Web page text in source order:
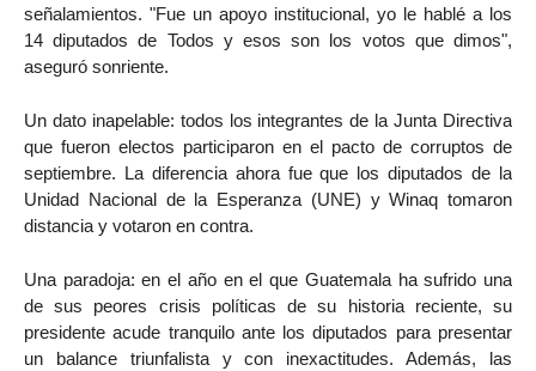
señalamientos. "Fue un apoyo institucional, yo le hablé a los
14 diputados de Todos y esos son los votos que dimos",
aseguró sonriente.
Un dato inapelable: todos los integrantes de la Junta Directiva
que fueron electos participaron en el pacto de corruptos de
septiembre. La diferencia ahora fue que los diputados de la
Unidad Nacional de la Esperanza (UNE) y Winaq tomaron
distancia y votaron en contra.
Una paradoja: en el año en el que Guatemala ha sufrido una
de sus peores crisis políticas de su historia reciente, su
presidente acude tranquilo ante los diputados para presentar
un balance triunfalista y con inexactitudes. Además, las